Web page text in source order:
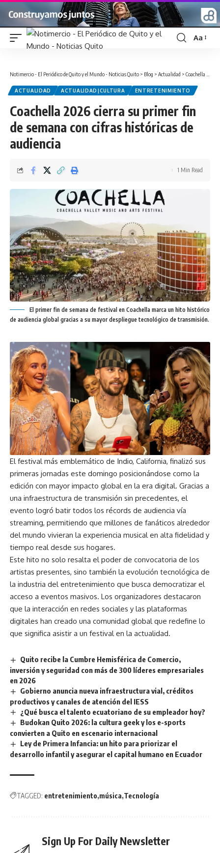
Font
Aa
Notimercio - El Periódico de Quito y el Mundo - Noticias Quito > Blog > Actualidad > Coachella 2026 cierra su primer fin de semana con cifras históricas de audiencia
ACTUALIDAD ACTUALIDAD|CULTURA ENTRETENIMIENTO
Coachella 2026 cierra su primer fin
de semana con cifras históricas de
audiencia
1 Min Read
El primer fin de semana de festival en Coachella marca un hito histórico
de audiencia global gracias a su mayor despliegue tecnológico de transmisión.
El festival más emblemático de Indio, California, finalizó sus
primeras jornadas este domingo posicionándose como la
edición con mayor impacto global en la era digital. Gracias a
una infraestructura de transmisión sin precedentes, el
evento logró batir todos los récords de audiencia vía
streaming, permitiendo que millones de fanáticos alrededor
del mundo vivieran la experiencia musical en alta fidelidad y
tiempo real desde sus hogares.
Este hito no solo resalta el poder de convocatoria de los
artistas presentes, sino también la evolución tecnológica de
la industria del entretenimiento que busca democratizar el
acceso a eventos masivos. Los organizadores destacaron
que la interacción en redes sociales y las plataformas
digitales han creado una comunidad global que redefine lo
que significa asistir a un festival en la actualidad.
Quito recibe la Cumbre Hemisférica de Comercio,
inversión y seguridad con más de 300 líderes empresariales
en 2026
Gobierno anuncia nueva infraestructura vial, créditos
productivos y canales de atención del IESS
¿Qué busca el talento ecuatoriano de su empleador hoy?
Budokan Quito 2026: la cultura geek y los e-sports
convierten a Quito en escenario internacional
Ley de Primera Infancia: un hito para priorizar el
desarrollo infantil y asegurar el capital humano en Ecuador
TAGGED: entretenimiento música Tecnología
Sign Up For Daily Newsletter